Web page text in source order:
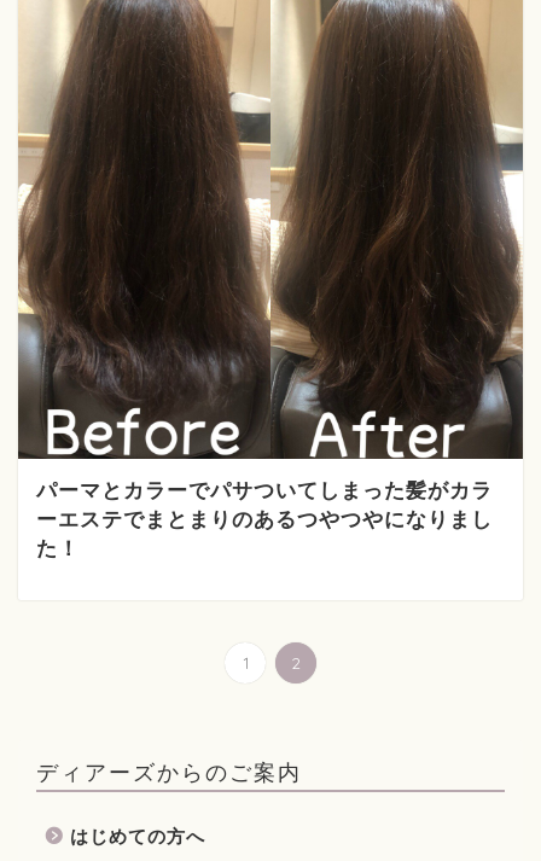
パーマとカラーでパサついてしまった髪がカラ
ーエステでまとまりのあるつやつやになりまし
た！
1 2
ディアーズからのご案内
はじめての方へ